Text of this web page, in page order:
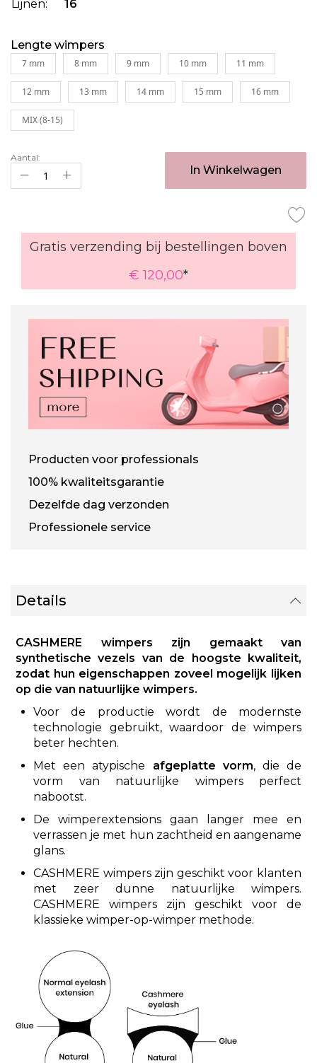
Lijnen:
16
Lengte wimpers
7 mm 8 mm 9 mm 10 mm 11 mm
12 mm 13 mm 14 mm 15 mm 16 mm
MIX (8-15)
Aantal:
In Winkelwagen
Gratis verzending bij bestellingen boven
€ 120,00*
Producten voor professionals
100% kwaliteitsgarantie
Dezelfde dag verzonden
Professionele service
Details
CASHMERE wimpers zijn gemaakt van
synthetische vezels van de hoogste kwaliteit,
zodat hun eigenschappen zoveel mogelijk lijken
op die van natuurlijke wimpers.
Voor de productie wordt de modernste
technologie gebruikt, waardoor de wimpers
beter hechten.
Met een atypische afgeplatte vorm, die de
vorm van natuurlijke wimpers perfect
nabootst.
De wimperextensions gaan langer mee en
verrassen je met hun zachtheid en aangename
glans.
CASHMERE wimpers zijn geschikt voor klanten
met zeer dunne natuurlijke wimpers.
CASHMERE wimpers zijn geschikt voor de
klassieke wimper-op-wimper methode.